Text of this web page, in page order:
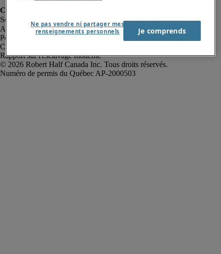
Alerte à la fraude
Politique de confidentialité
Conditions d’utilisation
Rapport sur l'esclavage moderne
Robert Half Canada Inc. Tous droits réservés.
Ne pas vendre ni partager mes
renseignements personnels
Je comprends